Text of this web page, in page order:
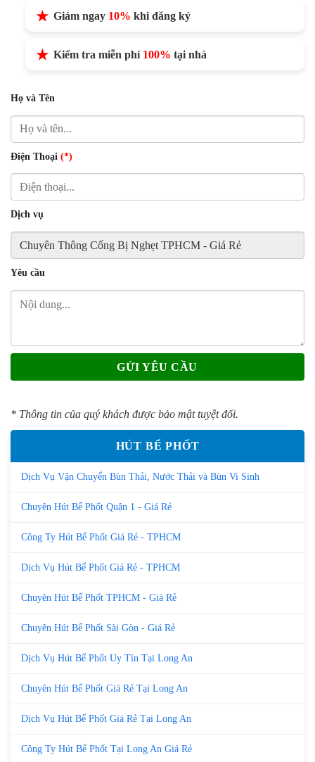
Giảm ngay 10% khi đăng ký
Kiểm tra miễn phí 100% tại nhà
Họ và Tên
Điện Thoại (*)
Dịch vụ
Yêu cầu
* Thông tin của quý khách được bảo mật tuyệt đối.
HÚT BỂ PHỐT
Dịch Vụ Vận Chuyển Bùn Thải, Nước Thải và Bùn Vi Sinh
Chuyên Hút Bể Phốt Quận 1 - Giá Rẻ
Công Ty Hút Bể Phốt Giá Rẻ - TPHCM
Dịch Vụ Hút Bể Phốt Giá Rẻ - TPHCM
Chuyên Hút Bể Phốt TPHCM - Giá Rẻ
Chuyên Hút Bể Phốt Sài Gòn - Giá Rẻ
Dịch Vụ Hút Bể Phốt Uy Tín Tại Long An
Chuyên Hút Bể Phốt Giá Rẻ Tại Long An
Dịch Vụ Hút Bể Phốt Giá Rẻ Tại Long An
Công Ty Hút Bể Phốt Tại Long An Giá Rẻ